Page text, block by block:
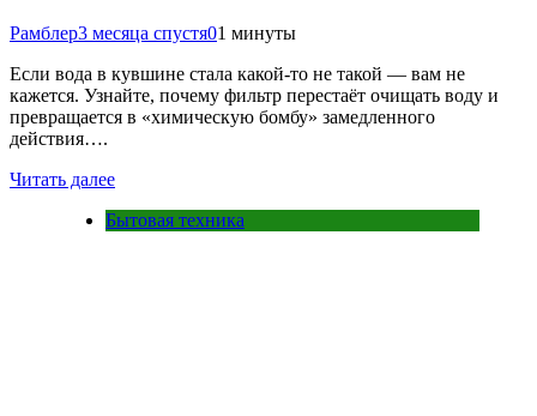
Рамблер3 месяца спустя01 минуты
Если вода в кувшине стала какой-то не такой — вам не
кажется. Узнайте, почему фильтр перестаёт очищать воду и
превращается в «химическую бомбу» замедленного
действия….
Читать далее
Бытовая техника